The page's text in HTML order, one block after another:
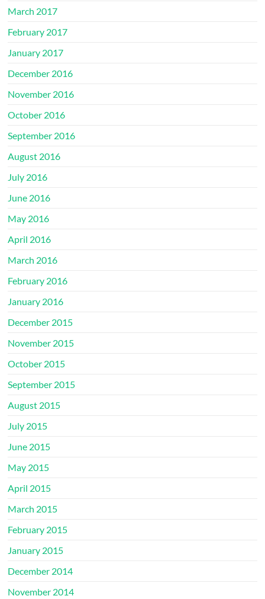
March 2017
February 2017
January 2017
December 2016
November 2016
October 2016
September 2016
August 2016
July 2016
June 2016
May 2016
April 2016
March 2016
February 2016
January 2016
December 2015
November 2015
October 2015
September 2015
August 2015
July 2015
June 2015
May 2015
April 2015
March 2015
February 2015
January 2015
December 2014
November 2014